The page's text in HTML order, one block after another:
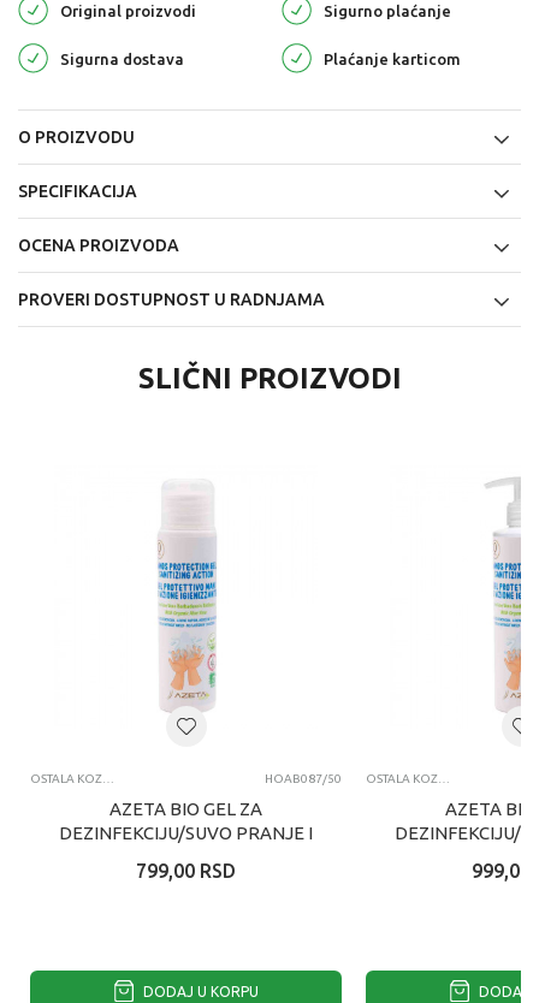
Original proizvodi Sigurno plaćanje
Sigurna dostava Plaćanje karticom
O PROIZVODU
SPECIFIKACIJA
OCENA PROIZVODA
PROVERI DOSTUPNOST U RADNJAMA
SLIČNI PROIZVODI
OSTALA KOZMETIKA HOAB087/50
AZETA BIO GEL ZA
DEZINFEKCIJU/SUVO PRANJE I
I DECE ...
799,00 RSD
DODAJ U KORPU
OSTALA KOZMETIKA
AZETA BIO
DEZINFEKCIJU/
I DECE
999,00
DODAJ